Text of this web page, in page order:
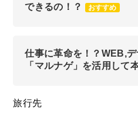
できるの！？
おすすめ
仕事に革命を！？WEB,
「マルナゲ」を活用して
旅行先